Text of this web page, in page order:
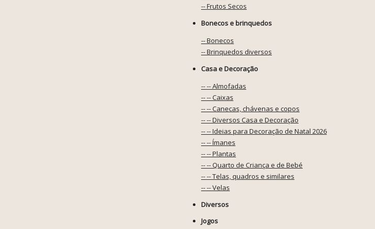
-- Frutos Secos
Bonecos e brinquedos
-- Bonecos
-- Brinquedos diversos
Casa e Decoração
-- -- Almofadas
-- -- Caixas
-- -- Canecas, chávenas e copos
-- -- Diversos Casa e Decoração
-- -- Ideias para Decoração de Natal 2026
-- -- Ímanes
-- -- Plantas
-- -- Quarto de Criança e de Bebé
-- -- Telas, quadros e similares
-- -- Velas
Diversos
Jogos